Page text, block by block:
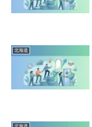
北海道
北海道